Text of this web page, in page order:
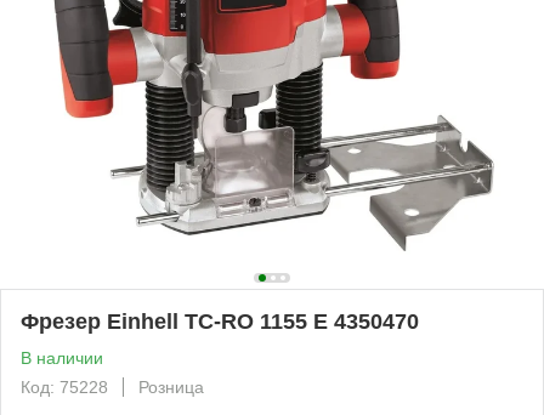
Фрезер Einhell TC-RO 1155 E 4350470
В наличии
Код: 75228
Розница